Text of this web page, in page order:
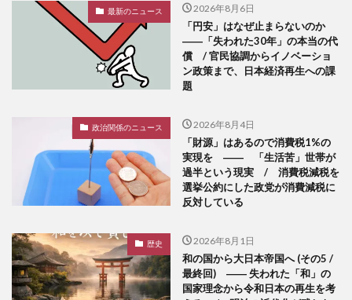
最新のニュース 2026年8月6日
「円安」はなぜ止まらないのか
――「失われた30年」の本当の代
償 / 官民協調からイノベーショ
ン政策まで、日本経済再生への課
題
政治関係のニュース 2026年8月4日
「財源」はあるので消費税1%の
実現を ―― 「生活苦」世帯が
過半という現実 / 消費税減税を
選挙公約にした政党が消費減税に
反対している
歴史 2026年8月1日
和の国から大日本帝国へ (その5 /
最終回) ―― 失われた「和」の
国家理念から令和日本の再生を考